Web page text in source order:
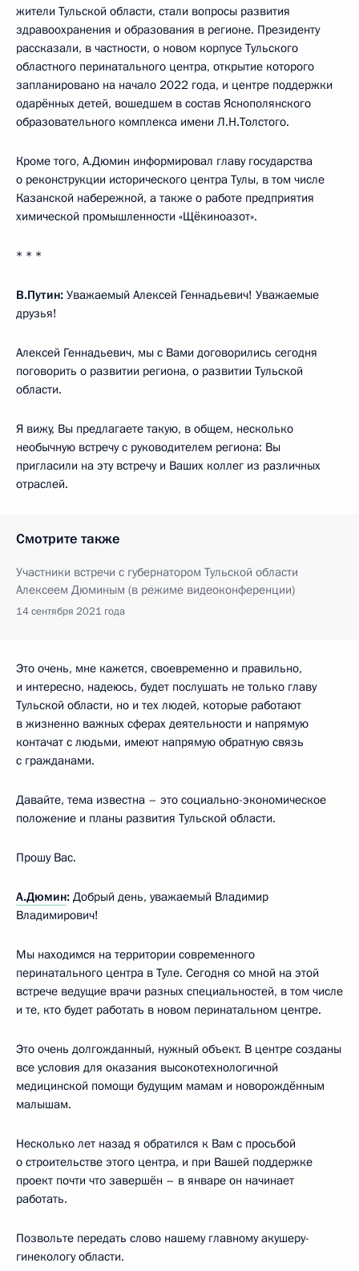
жители Тульской области, стали вопросы развития
здравоохранения и образования в регионе. Президенту
рассказали, в частности, о новом корпусе Тульского
областного перинатального центра, открытие которого
запланировано на начало 2022 года, и центре поддержки
одарённых детей, вошедшем в состав Яснополянского
образовательного комплекса имени Л.Н.Толстого.
Кроме того, А.Дюмин информировал главу государства
о реконструкции исторического центра Тулы, в том числе
Казанской набережной, а также о работе предприятия
химической промышленности «Щёкиноазот».
* * *
В.Путин: Уважаемый Алексей Геннадьевич! Уважаемые
друзья!
Алексей Геннадьевич, мы с Вами договорились сегодня
поговорить о развитии региона, о развитии Тульской
области.
Я вижу, Вы предлагаете такую, в общем, несколько
необычную встречу с руководителем региона: Вы
пригласили на эту встречу и Ваших коллег из различных
отраслей.
Смотрите также
Участники встречи с губернатором Тульской области
Алексеем Дюминым (в режиме видеоконференции)
14 сентября 2021 года
Это очень, мне кажется, своевременно и правильно,
и интересно, надеюсь, будет послушать не только главу
Тульской области, но и тех людей, которые работают
в жизненно важных сферах деятельности и напрямую
контачат с людьми, имеют напрямую обратную связь
с гражданами.
Давайте, тема известна – это социально-экономическое
положение и планы развития Тульской области.
Прошу Вас.
А.Дюмин: Добрый день, уважаемый Владимир
Владимирович!
Мы находимся на территории современного
перинатального центра в Туле. Сегодня со мной на этой
встрече ведущие врачи разных специальностей, в том числе
и те, кто будет работать в новом перинатальном центре.
Это очень долгожданный, нужный объект. В центре созданы
все условия для оказания высокотехнологичной
медицинской помощи будущим мамам и новорождённым
малышам.
Несколько лет назад я обратился к Вам с просьбой
о строительстве этого центра, и при Вашей поддержке
проект почти что завершён – в январе он начинает
работать.
Позвольте передать слово нашему главному акушеру-
гинекологу области.